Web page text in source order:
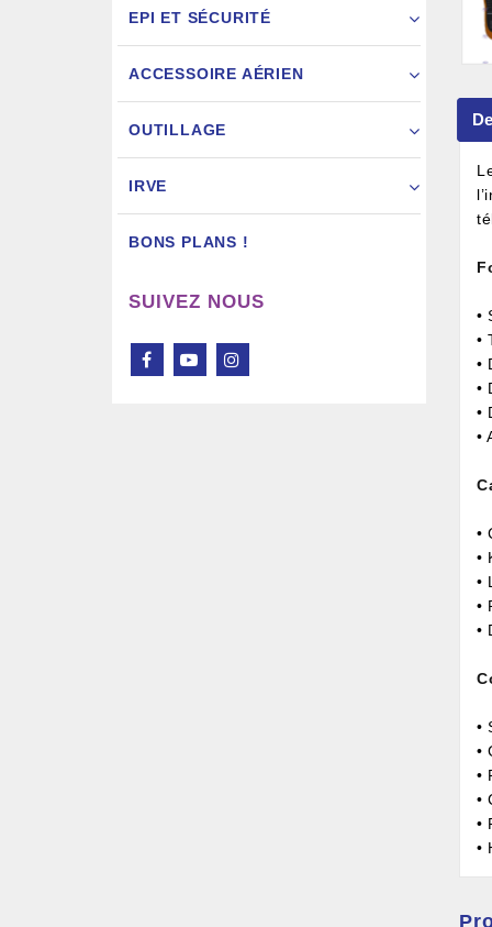
EPI ET SÉCURITÉ
ACCESSOIRE AÉRIEN
OUTILLAGE
IRVE
BONS PLANS !
SUIVEZ NOUS
•
•
•
•
•
•
•
•
•
•
•
•
•
•
•
•
•